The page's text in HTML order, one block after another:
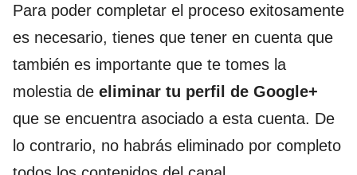
Para poder completar el proceso exitosamente
es necesario, tienes que tener en cuenta que
también es importante que te tomes la
molestia de eliminar tu perfil de Google+
que se encuentra asociado a esta cuenta. De
lo contrario, no habrás eliminado por completo